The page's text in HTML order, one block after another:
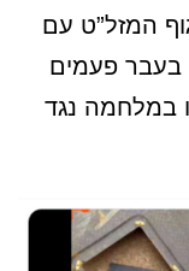
המזל”ט עם
תועדה בעבר פעמים
במלחמה נגד